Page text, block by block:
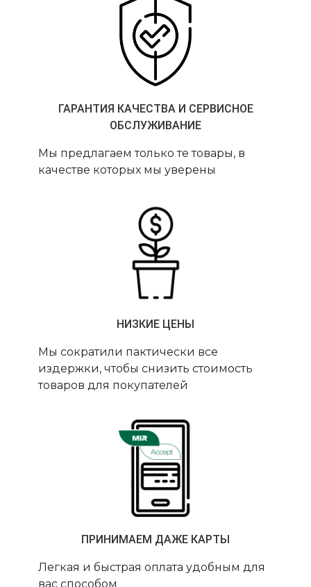
ГАРАНТИЯ КАЧЕСТВА И СЕРВИСНОЕ
ОБСЛУЖИВАНИЕ
Мы предлагаем только те товары, в
качестве которых мы уверены
НИЗКИЕ ЦЕНЫ
Мы сократили пактически все
издержки, чтобы снизить стоимость
товаров для покупателей
ПРИНИМАЕМ ДАЖЕ КАРТЫ
Легкая и быстрая оплата удобным для
вас способом